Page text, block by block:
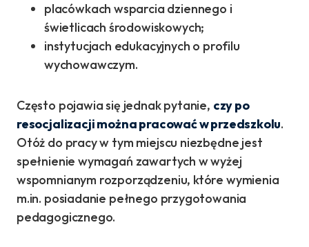
placówkach wsparcia dziennego i
świetlicach środowiskowych;
instytucjach edukacyjnych o profilu
wychowawczym.
Często pojawia się jednak pytanie, czy po
resocjalizacji można pracować w przedszkolu.
Otóż do pracy w tym miejscu niezbędne jest
spełnienie wymagań zawartych w wyżej
wspomnianym rozporządzeniu, które wymienia
m.in. posiadanie pełnego przygotowania
pedagogicznego.